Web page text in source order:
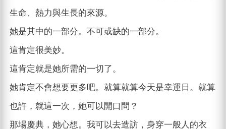
生命、熱力與生長的來源。
她是其中的一部分。不可或缺的一部分。
這肯定很美妙。
這肯定就是她所需的一切了。
她肯定不會想要更多吧。就算就算今天是幸運日。就算
也許，就這一次，她可以開口問？
那場慶典，她心想。我可以去造訪，身穿一般人的衣